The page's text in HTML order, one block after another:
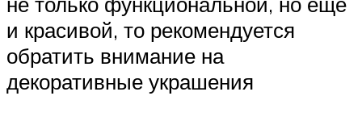
и красивой, то рекомендуется
обратить внимание на
декоративные украшения